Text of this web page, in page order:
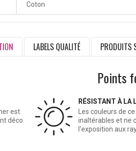
Coton
LABELS QUALITÉ PRODUITS
Points
est
déco
RÉSISTANT À LA
Les couleurs de
inaltérables et ne
l'exposition aux